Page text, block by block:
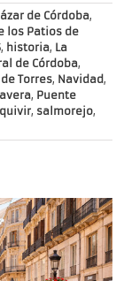
de Córdoba,
los Patios de
, historia, La
de Córdoba,
Torres, Navidad,
, Puente
, salmorejo,